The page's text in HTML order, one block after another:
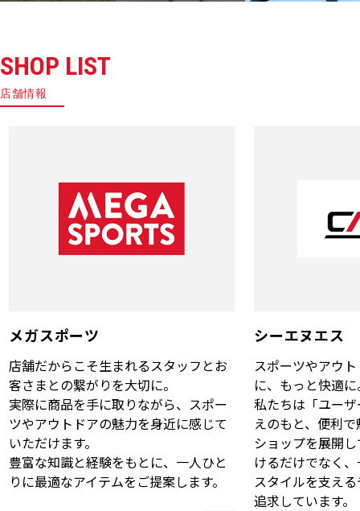
SHOP LIST
店舗情報
メガスポーツ
店舗だからこそ生まれるスタッフとお
客さまとの繋がりを大切に。
実際に商品を手に取りながら、スポー
ツやアウトドアの魅力を身近に感じて
いただけます。
豊富な知識と経験をもとに、一人ひと
りに最適なアイテムをご提案します。
シーエヌエス
スポーツやアウ
に、もっと快適
私たちは「ユー
えのもと、便利
ショップを展開
けるだけでなく
スタイルを支え
追求しています。